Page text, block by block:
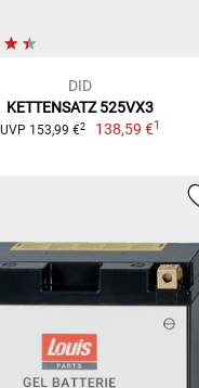
DID
KETTENSATZ 525VX3
UVP 153,99 €2 138,59 €1